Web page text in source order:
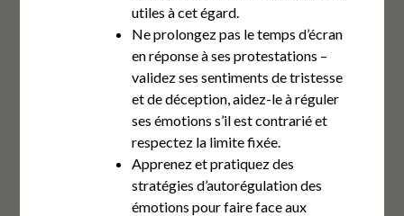
utiles à cet égard.
Ne prolongez pas le temps d’écran
en réponse à ses protestations –
validez ses sentiments de tristesse
et de déception, aidez-le à réguler
ses émotions s’il est contrarié et
respectez la limite fixée.
Apprenez et pratiquez des
stratégies d’autorégulation des
émotions pour faire face aux